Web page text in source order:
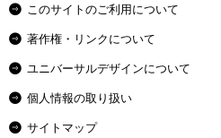
このサイトのご利用について
著作権・リンクについて
ユニバーサルデザインについて
個人情報の取り扱い
サイトマップ